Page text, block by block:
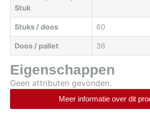
Stuk
Stuks / doos 60
Doos / pallet 36
Eigenschappen
Geen attributen gevonden.
Meer informatie over dit